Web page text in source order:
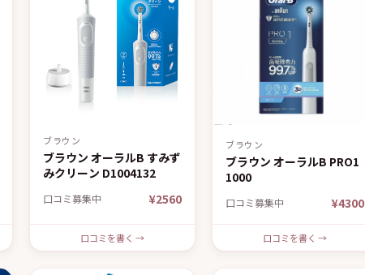
ブラウン
ブラウン オーラルB すみず
みクリーン D1004132
口コミ募集中 ¥2560
口コミを書く →
ブラウン
ブラウン オーラルB PRO1
1000
口コミ募集中 ¥4300
口コミを書く →